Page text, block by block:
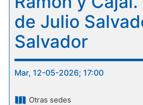
de Julio
Salvador
Mar, 12-05-2026; 17:00
Otras sedes